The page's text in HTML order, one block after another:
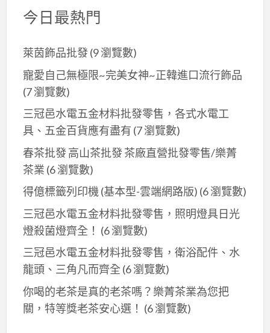
今日最熱門
萊茵飾品批發(9 瀏覽數)
寵愛自己無極限~完美女神~正韓進口流行飾品
(7 瀏覽數)
三冠邑水電五金材料批發零售，各式水電工
具、五金百貨應有盡有 (7 瀏覽數)
春茶批發 高山茶批發 茶廠直營批發零售/樂菁
茶業 (6 瀏覽數)
得億標籤列印機 (基本型-雲端網路版) (6 瀏覽數)
三冠邑水電五金材料批發零售，照明燈具日光
燈殺菌燈齊全！ (6 瀏覽數)
三冠邑水電五金材料批發零售，衛浴配件、水
龍頭、三角凡而齊全 (6 瀏覽數)
你喝的老茶是真的老茶嗎？樂菁茶業為您把
關，特等獎老茶安心選！ (6 瀏覽數)